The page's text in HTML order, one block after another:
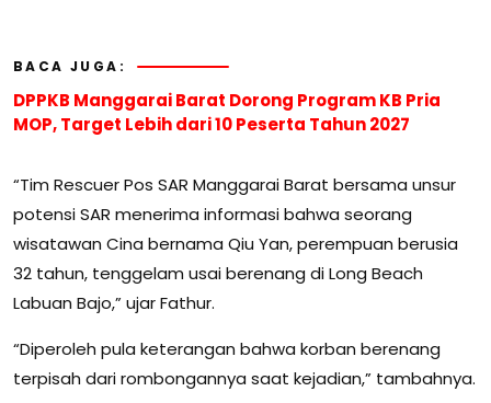
BACA JUGA:
DPPKB Manggarai Barat Dorong Program KB Pria
MOP, Target Lebih dari 10 Peserta Tahun 2027
“Tim Rescuer Pos SAR Manggarai Barat bersama unsur
potensi SAR menerima informasi bahwa seorang
wisatawan Cina bernama Qiu Yan, perempuan berusia
32 tahun, tenggelam usai berenang di Long Beach
Labuan Bajo,” ujar Fathur.
“Diperoleh pula keterangan bahwa korban berenang
terpisah dari rombongannya saat kejadian,” tambahnya.